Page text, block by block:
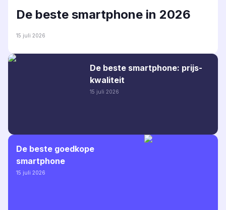
De beste smartphone in 2026
15 juli 2026
De beste smartphone: prijs-
kwaliteit
15 juli 2026
De beste goedkope
smartphone
15 juli 2026